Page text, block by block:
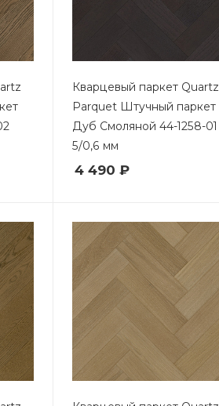
Кварцевый паркет Quartz
Parquet Штучный паркет
Дуб Смоляной 44-1258-01
5/0,6 мм
4 490 ₽